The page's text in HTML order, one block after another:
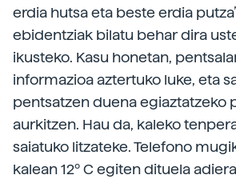
erdia hutsa eta beste erdia
ebidentziak bilatu behar dira
ikusteko. Kasu honetan,
informazioa aztertuko luke, eta
pentsatzen duena egiaztatzeko
aurkitzen. Hau da, kaleko
saiatuko litzateke. Telefono
kalean 12º C egiten dituela